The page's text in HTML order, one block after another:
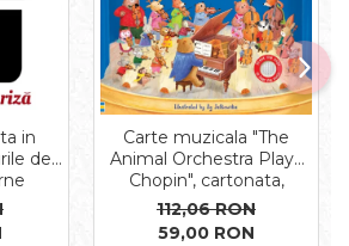
in
de
Carte muzicala "The
Animal Orchestra Plays
Chopin", cartonata,
Usborne
112,06 RON
59,00 RON